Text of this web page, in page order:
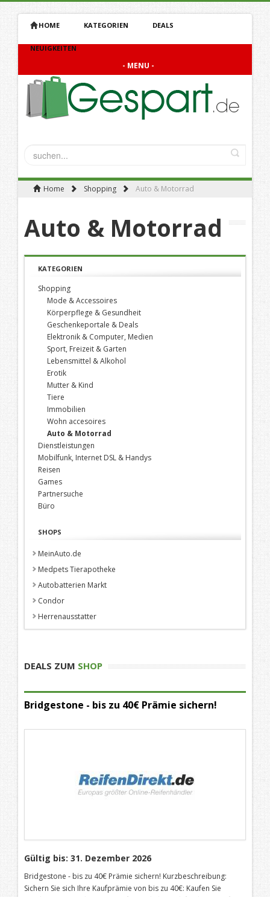
HOME KATEGORIEN DEALS
NEUIGKEITEN
- MENU -
Home Shopping Auto & Motorrad
Auto & Motorrad
KATEGORIEN
Shopping
Mode & Accessoires
Körperpflege & Gesundheit
Geschenkeportale & Deals
Elektronik & Computer, Medien
Sport, Freizeit & Garten
Lebensmittel & Alkohol
Erotik
Mutter & Kind
Tiere
Immobilien
Wohn accesoires
Auto & Motorrad
Dienstleistungen
Mobilfunk, Internet DSL & Handys
Reisen
Games
Partnersuche
Büro
SHOPS
MeinAuto.de
Medpets Tierapotheke
Autobatterien Markt
Condor
Herrenausstatter
DEALS ZUM SHOP
Bridgestone - bis zu 40€ Prämie sichern!
Gültig bis: 31. Dezember 2026
Bridgestone - bis zu 40€ Prämie sichern! Kurzbeschreibung:
Sichern Sie sich Ihre Kaufprämie von bis zu 40€: Kaufen Sie